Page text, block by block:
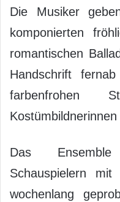
Die Musiker
komponierten
romantischen
Handschrift
farbenfrohen
Das
Schauspielern
wochenlang